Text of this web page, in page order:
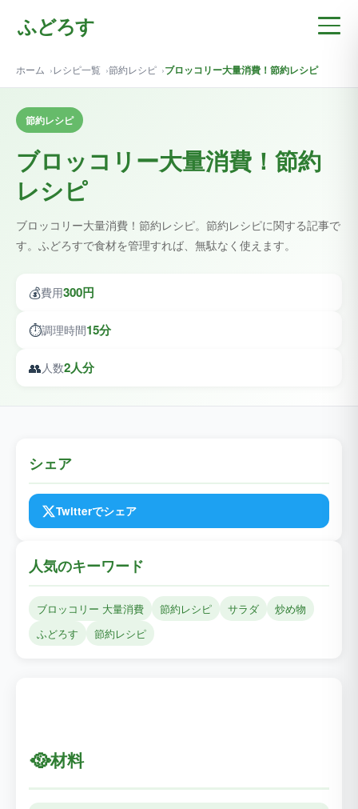
ふどろす
ホーム レシピ一覧 節約レシピ ブロッコリー大量消費！節約レシピ
節約レシピ
ブロッコリー大量消費！節約
レシピ
ブロッコリー大量消費！節約レシピ。節約レシピに関する記事で
す。ふどろすで食材を管理すれば、無駄なく使えます。
💰費用300円
⏱️調理時間15分
👥人数2人分
🥘材料
シェア
Twitterでシェア
人気のキーワード
ブロッコリー 大量消費 節約レシピ サラダ
炒め物
ふどろす
節約レシピ